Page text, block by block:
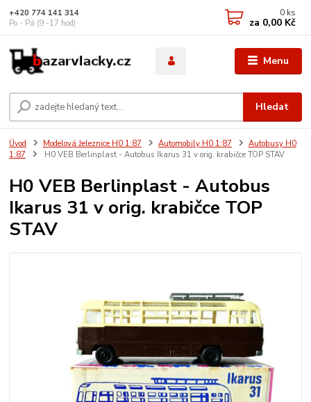
Menu
Hledat
+420 774 141 314
Po - Pá (9 -17 hod)
0 ks
za 0,00 Kč
Úvod Modelová železnice H0 1:87 Automobily H0 1:87
Autobusy H0
1:87
H0 VEB Berlinplast - Autobus Ikarus 31 v orig. krabičce TOP STAV
H0 VEB Berlinplast - Autobus
Ikarus 31 v orig. krabičce TOP
STAV